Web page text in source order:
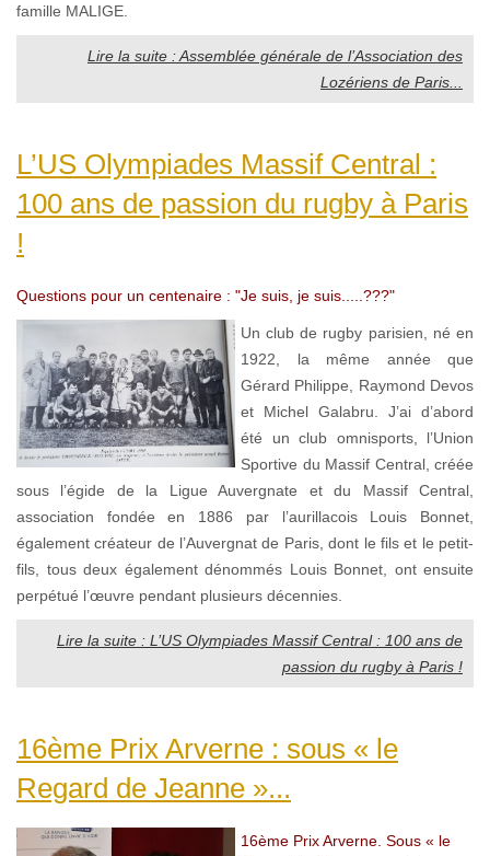
famille MALIGE.
Lire la suite : Assemblée générale de l’Association des
Lozériens de Paris...
L’US Olympiades Massif Central :
100 ans de passion du rugby à Paris
!
Questions pour un centenaire : "Je suis, je suis.....???"
Un club de rugby parisien, né en
1922, la même année que
Gérard Philippe, Raymond Devos
et Michel Galabru. J’ai d’abord
été un club omnisports, l’Union
Sportive du Massif Central, créée
sous l’égide de la Ligue Auvergnate et du Massif Central,
association fondée en 1886 par l’aurillacois Louis Bonnet,
également créateur de l’Auvergnat de Paris, dont le fils et le petit-
fils, tous deux également dénommés Louis Bonnet, ont ensuite
perpétué l’œuvre pendant plusieurs décennies.
Lire la suite : L’US Olympiades Massif Central : 100 ans de
passion du rugby à Paris !
16ème Prix Arverne : sous « le
Regard de Jeanne »...
16ème Prix Arverne. Sous « le